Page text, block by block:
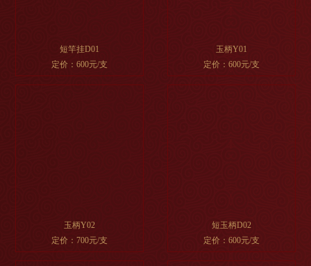
短竿挂D01
定价：600元/支
玉柄Y01
定价：600元/支
玉柄Y02
定价：700元/支
短玉柄D02
定价：600元/支